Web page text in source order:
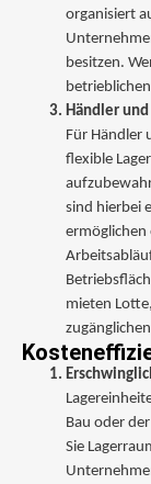
organisiert
besitzen.
Händler
Für Händler
flexible
sind hierbei
ermöglichen
mieten
Bau oder
Sie